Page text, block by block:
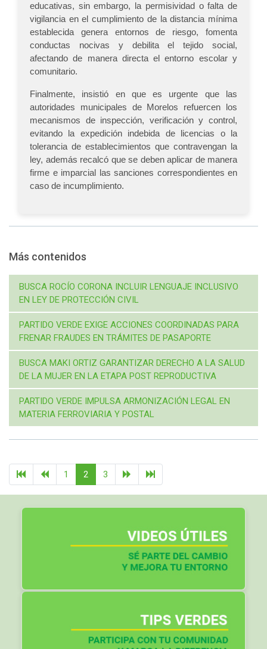
educativas, sin embargo, la permisividad o falta de
vigilancia en el cumplimiento de la distancia mínima
establecida genera entornos de riesgo, fomenta
conductas nocivas y debilita el tejido social,
afectando de manera directa el entorno escolar y
comunitario.
Finalmente, insistió en que es urgente que las
autoridades municipales de Morelos refuercen los
mecanismos de inspección, verificación y control,
evitando la expedición indebida de licencias o la
tolerancia de establecimientos que contravengan la
ley, además recalcó que se deben aplicar de manera
firme e imparcial las sanciones correspondientes en
caso de incumplimiento.
Más contenidos
BUSCA ROCÍO CORONA INCLUIR LENGUAJE INCLUSIVO
EN LEY DE PROTECCIÓN CIVIL
PARTIDO VERDE EXIGE ACCIONES COORDINADAS PARA
FRENAR FRAUDES EN TRÁMITES DE PASAPORTE
BUSCA MAKI ORTIZ GARANTIZAR DERECHO A LA SALUD
DE LA MUJER EN LA ETAPA POST REPRODUCTIVA
PARTIDO VERDE IMPULSA ARMONIZACIÓN LEGAL EN
MATERIA FERROVIARIA Y POSTAL
1 2 3